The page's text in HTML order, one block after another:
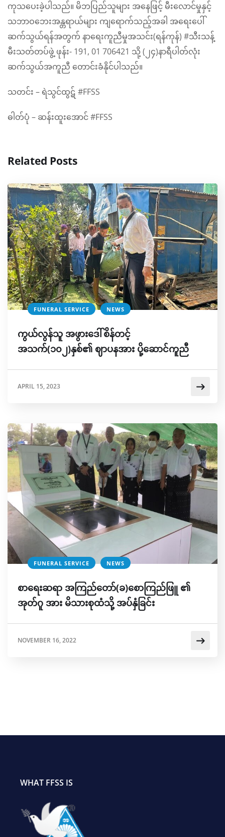
ကုသ​ပေးခဲ့ပါသည်​။ မိဘပြည်သူများ အနေဖြင့် မီးလောင်မှုနှင့်
သဘာဝဘေးအန္တရာယ်များ ကျရောက်သည့်အခါ အရေးပေါ်
ဆက်သွယ်ရန်အတွက် နာရေးကူညီမှုအသင်း(ရန်ကုန်) #သီးသန့်
မီးသတ်တပ်ဖွဲ့ ဖုန်း- 191, 01 706421 သို့ (၂၄)နာရီပါတ်လုံး
ဆက်သွယ်အကူညီ တောင်းခံနိုင်ပါသည်​။
သတင်း – ရဲသွင်ထွဋ် #FFSS
ဓါတ်ပုံ – ဆန်းထူးအောင် #FFSS
Related Posts
FUNERAL SERVICE NEWS
ကွယ်လွန်သူ အဖွားဒေါ်စိန်တင့်
အသက်(၁၀၂)နှစ်၏ ဈာပနအား ပို့ဆောင်ကူညီ
APRIL 15, 2023
FUNERAL SERVICE NEWS
စာရေးဆရာ အကြည်တော်(ခ)စောကြည်ဖြူ ​၏
အုတ်ဂူ အား မိသားစုထံသို့ အပ်နှံခြင်း
NOVEMBER 16, 2022
WHAT FFSS IS